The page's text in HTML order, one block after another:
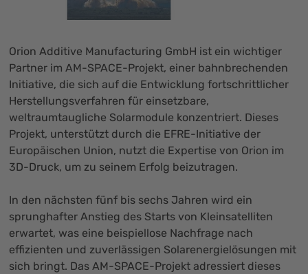
Orion Additive Manufacturing GmbH ist ein wichtiger
Partner im AM-SPACE-Projekt, einer bahnbrechenden
Initiative, die sich auf die Entwicklung fortschrittlicher
Herstellungsverfahren für einsetzbare,
weltraumtaugliche Solarmodule konzentriert. Dieses
Projekt, unterstützt durch die EFRE-Initiative der
Europäischen Union, nutzt die Expertise von Orion im
3D-Druck, um zu seinem Erfolg beizutragen.
In den nächsten fünf bis sechs Jahren wird ein
sprunghafter Anstieg des Starts von Kleinsatelliten
erwartet, was eine beispiellose Nachfrage nach
effizienten und zuverlässigen Solarenergielösungen mit
sich bringt. Das AM-SPACE-Projekt adressiert dieses